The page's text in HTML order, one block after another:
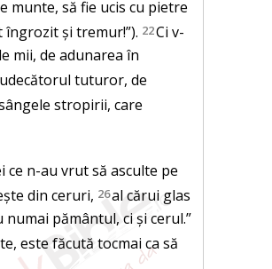
munte, să fie ucis cu pietre
îngrozit și tremur!”). 22Ci v-
mii, de adunarea în
tuturor, de
stropirii, care
ce n-au vrut să asculte pe
din ceruri, 26al cărui glas
pământul, ci și cerul.”
este făcută tocmai ca să